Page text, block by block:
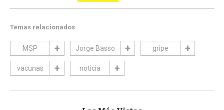
Temas relacionados
MSP Jorge Basso gripe
vacunas noticia